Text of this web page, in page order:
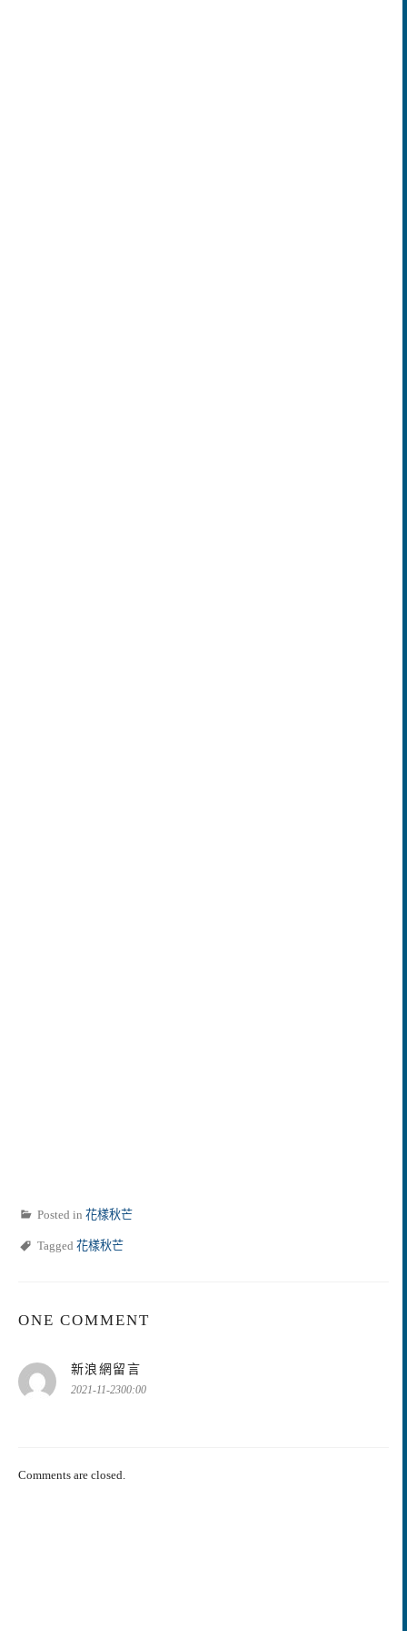
Posted in 花樣秋芒
Tagged 花樣秋芒
ONE COMMENT
新浪網留言
示:
2021-11-2300:00
Comments are closed.